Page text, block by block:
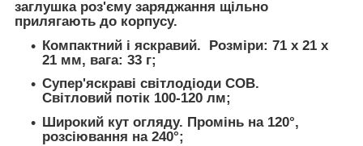
заглушка роз'єму заряджання щільно
прилягають до корпусу.
Компактний і яскравий. Розміри: 71 х 21 х
21 мм, вага: 33 г;
Супер'яскраві світлодіоди COB.
Світловий потік 100-120 лм;
Широкий кут огляду. Промінь на 120°,
розсіювання на 240°;